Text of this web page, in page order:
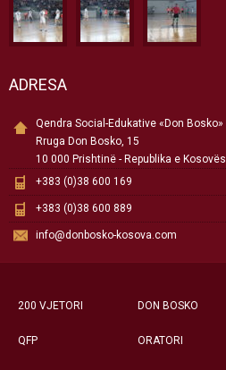
ADRESA
Qendra Social-Edukative «Don Bosko»
Rruga Don Bosko, 15
10 000 Prishtinë - Republika e Kosovës
+383 (0)38 600 169
+383 (0)38 600 889
info@donbosko-kosova.com
200 VJETORI DON BOSKO
QFP ORATORI